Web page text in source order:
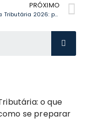
PRÓXIMO
Reforma Tributária 2026: proteja sua margem com IBS e CBS
o que
se preparar